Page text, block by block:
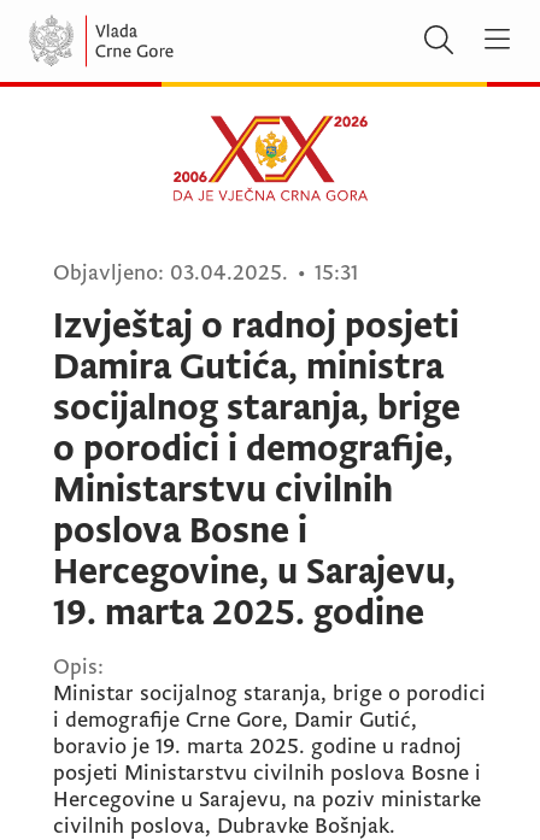
Izvještaj o radnoj posjeti
Damira Gutića, ministra
socijalnog staranja, brige
o porodici i demografije,
Ministarstvu civilnih
poslova Bosne i
Hercegovine, u Sarajevu,
19. marta 2025. godine
Objavljeno: 03.04.2025. • 15:31
Opis:
Ministar socijalnog staranja, brige o porodici
i demografije Crne Gore, Damir Gutić,
boravio je 19. marta 2025. godine u radnoj
posjeti Ministarstvu civilnih poslova Bosne i
Hercegovine u Sarajevu, na poziv ministarke
civilnih poslova, Dubravke Bošnjak.